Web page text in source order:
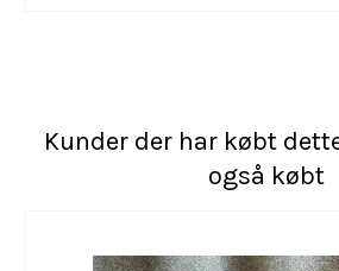
Kunder der har købt
også købt